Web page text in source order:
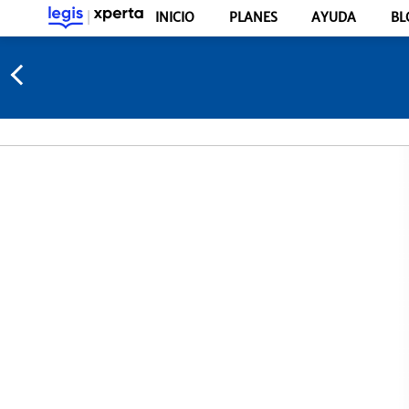
INICIO PLANES AYUDA